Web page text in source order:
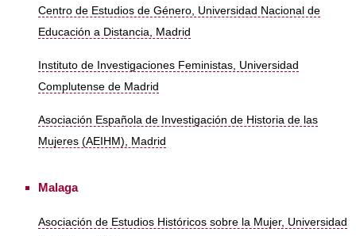
Centro de Estudios de Género, Universidad Nacional de
Educación a Distancia, Madrid
Instituto de Investigaciones Feministas, Universidad
Complutense de Madrid
Asociación Española de Investigación de Historia de las
Mujeres (AEIHM), Madrid
Malaga
Asociación de Estudios Históricos sobre la Mujer, Universidad